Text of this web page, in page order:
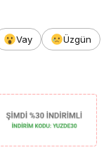
Vay
Üzgün